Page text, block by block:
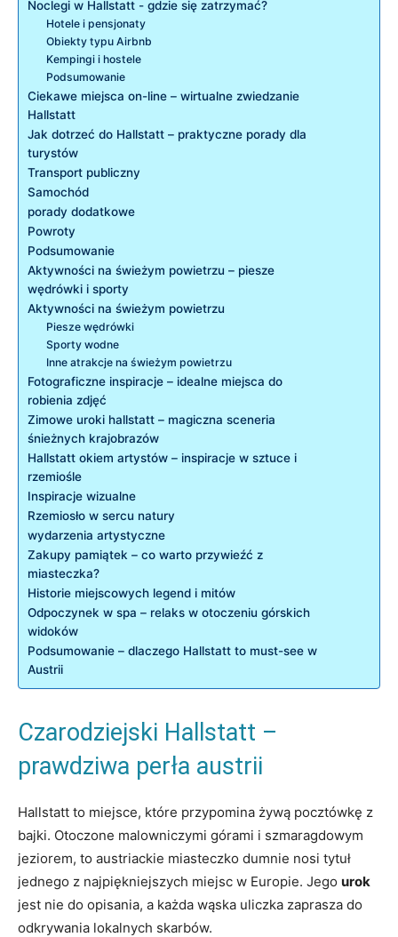
Noclegi w Hallstatt ⁣- ‍gdzie się zatrzymać?
Hotele ‍i pensjonaty
Obiekty typu Airbnb
Kempingi i⁣ hostele
Podsumowanie
Ciekawe miejsca on-line – wirtualne zwiedzanie
Hallstatt
Jak dotrzeć⁢ do Hallstatt – praktyczne porady dla
turystów
Transport publiczny
Samochód
porady dodatkowe
Powroty
Podsumowanie
Aktywności na świeżym powietrzu – piesze
wędrówki i sporty
Aktywności na świeżym‍ powietrzu
Piesze wędrówki
Sporty wodne
Inne atrakcje ⁤na ‍świeżym powietrzu
Fotograficzne inspiracje – idealne miejsca do
⁤robienia zdjęć
Zimowe ⁤uroki hallstatt – magiczna sceneria
śnieżnych krajobrazów
Hallstatt okiem ⁣artystów – inspiracje w sztuce i
rzemiośle
Inspiracje wizualne
Rzemiosło w sercu natury
wydarzenia artystyczne
Zakupy pamiątek – co warto‍ przywieźć z
miasteczka?
Historie miejscowych legend i mitów
Odpoczynek w ⁢spa – relaks ‌w otoczeniu górskich⁤
widoków
Podsumowanie – dlaczego Hallstatt to must-see w
⁤Austrii
Czarodziejski Hallstatt –
prawdziwa perła austrii
Hallstatt to miejsce, które ‍przypomina ‌żywą pocztówkę z
bajki. Otoczone malowniczymi górami i szmaragdowym
jeziorem, to ⁢austriackie miasteczko dumnie nosi tytuł
jednego ​z najpiękniejszych miejsc w Europie. Jego‍ urok
‍jest nie do opisania, a każda wąska uliczka zaprasza do
odkrywania ‍lokalnych skarbów.